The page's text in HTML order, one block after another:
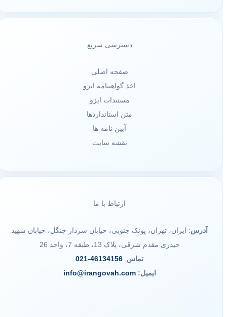
دسترسی سریع
صفحه اصلی
اخذ گواهینامه ایزو
مستندات ایزو
متن استانداردها
آیین نامه ها
نقشه سایت
ارتباط با ما
آدرس: ایران، تهران، پونک جنوبی، خیابان سردار جنگل، خیابان شهید
حیدری مقدم شرقی، پلاک 13، طبقه 7، واحد 26
تماس:
46134156-021
ایمیل: info@irangovah.com